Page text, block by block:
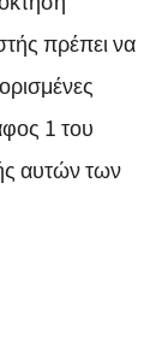
πρέπει να
1 του
αυτών των